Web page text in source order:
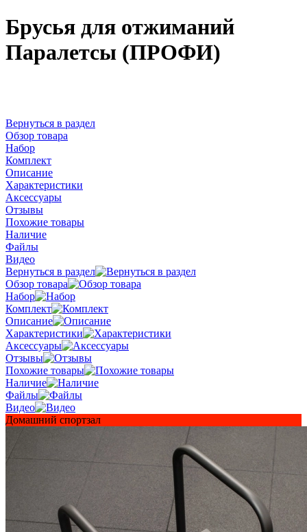
Брусья для отжиманий
Паралетсы (ПРОФИ)
Вернуться в раздел
Обзор товара
Набор
Комплект
Описание
Характеристики
Аксессуары
Отзывы
Похожие товары
Наличие
Файлы
Видео
Вернуться в раздел
Обзор товара
Набор
Комплект
Описание
Характеристики
Аксессуары
Отзывы
Похожие товары
Наличие
Файлы
Видео
Домашний спортзал